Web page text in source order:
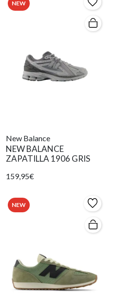
NEW
New Balance
NEW BALANCE
ZAPATILLA 1906 GRIS
159,95€
NEW